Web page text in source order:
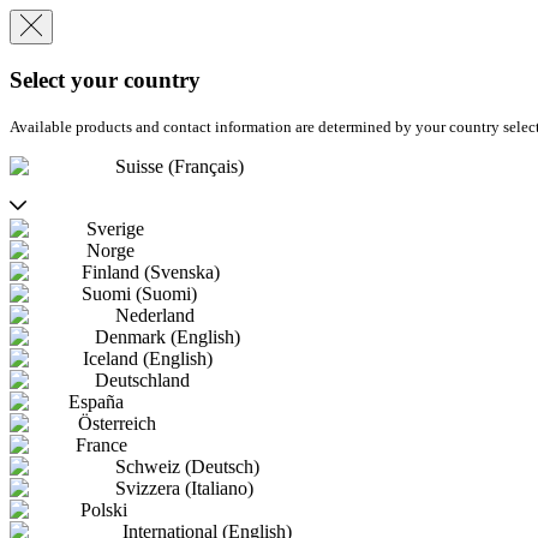
Select your country
Available products and contact information are determined by your country
Suisse (Français)
Sverige
Norge
Finland (Svenska)
Suomi (Suomi)
Nederland
Denmark (English)
Iceland (English)
Deutschland
España
Österreich
France
Schweiz (Deutsch)
Svizzera (Italiano)
Polski
International (English)